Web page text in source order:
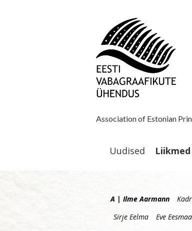
Association of Estonian
Uudised Liikmed
A | Ilme Aarmann
Sirje Eelma
Eve Eesmaa